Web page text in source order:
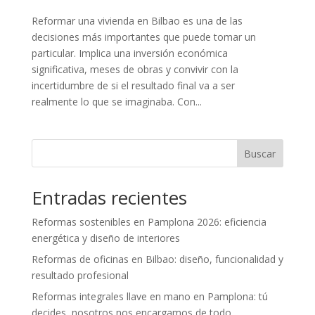
Reformar una vivienda en Bilbao es una de las
decisiones más importantes que puede tomar un
particular. Implica una inversión económica
significativa, meses de obras y convivir con la
incertidumbre de si el resultado final va a ser
realmente lo que se imaginaba. Con...
Buscar
Entradas recientes
Reformas sostenibles en Pamplona 2026: eficiencia
energética y diseño de interiores
Reformas de oficinas en Bilbao: diseño, funcionalidad y
resultado profesional
Reformas integrales llave en mano en Pamplona: tú